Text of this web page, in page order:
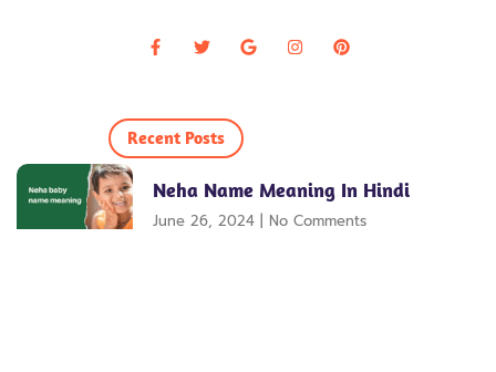
Recent Posts
Neha Name Meaning In Hindi
June 26, 2024 No Comments